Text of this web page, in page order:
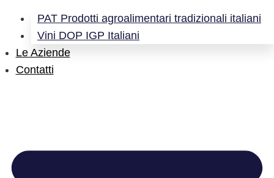
PAT Prodotti agroalimentari tradizionali italiani
Vini DOP IGP Italiani
Le Aziende
Contatti